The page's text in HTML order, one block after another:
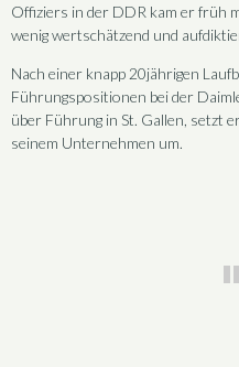
Offiziers in der DDR kam er früh
wenig wertschätzend und
Nach einer knapp 20jährigen
Führungspositionen bei der
über Führung in St. Gallen, setzt
seinem Unternehmen um.